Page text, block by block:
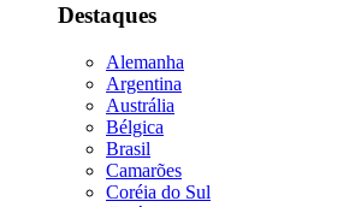
Destaques
Alemanha
Argentina
Austrália
Bélgica
Brasil
Camarões
Coréia do Sul